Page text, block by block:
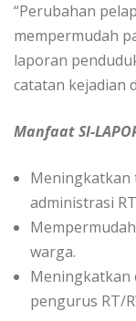
“Perubahan
mempermudah
laporan
catatan kejadian
Manfaat SI-
Meningkatkan
administrasi
warga.
Meningkatkan
pengurus RT/